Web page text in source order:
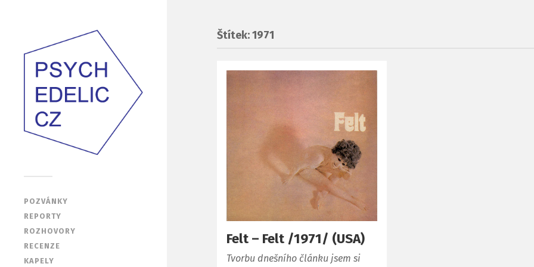
POZVÁNKY
REPORTY
ROZHOVORY
RECENZE
KAPELY
Štítek: 1971
Felt – Felt /1971/ (USA)
Tvorbu dnešního článku jsem si